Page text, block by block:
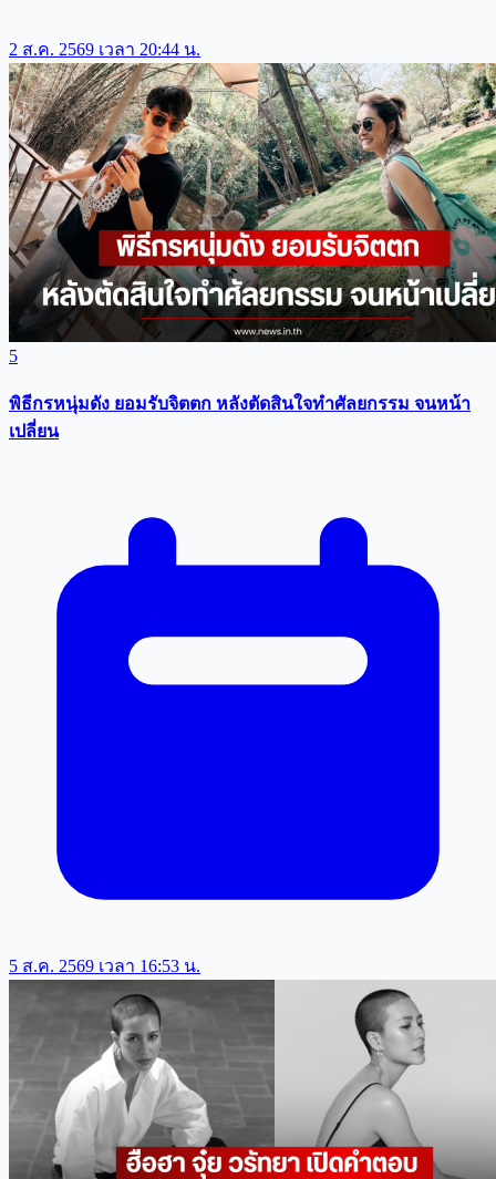
2 ส.ค. 2569 เวลา 20:44 น.
5
พิธีกรหนุ่มดัง ยอมรับจิตตก หลังตัดสินใจทำศัลยกรรม จนหน้า
เปลี่ยน
5 ส.ค. 2569 เวลา 16:53 น.